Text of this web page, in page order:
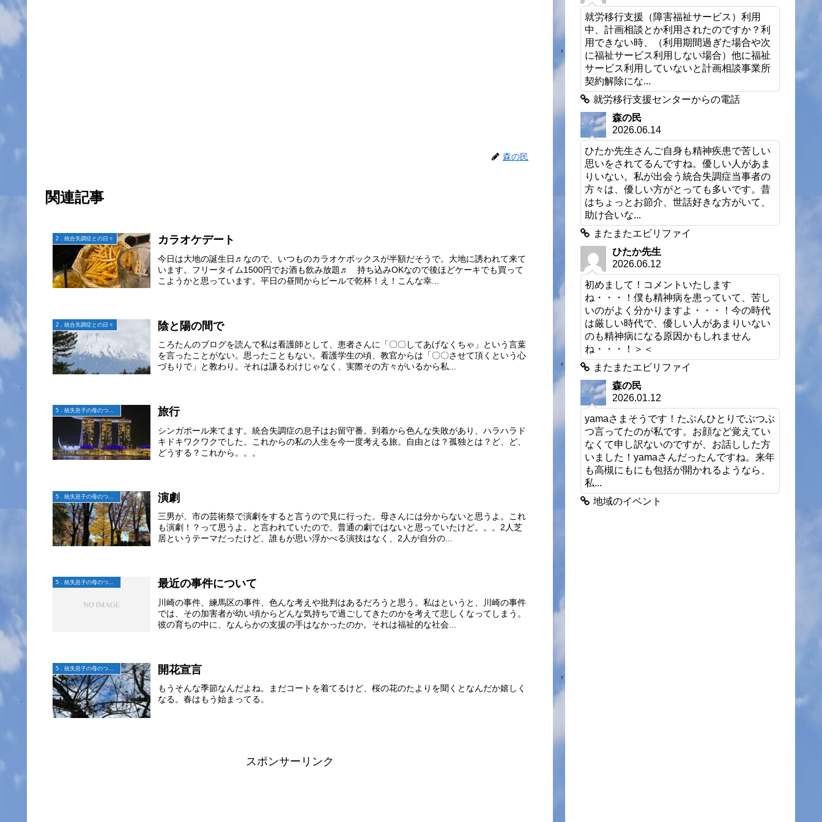
森の民
関連記事
2．統合失調症との日々 カラオケデート
今日は大地の誕生日♬なので、いつものカラオケボックスが半額だそうで。大地に誘われて来て
います。フリータイム1500円でお酒も飲み放題♬ 持ち込みOKなので後ほどケーキでも買って
こようかと思っています。平日の昼間からビールで乾杯！え！こんな幸...
2．統合失調症との日々 陰と陽の間で
ころたんのブログを読んで私は看護師として、患者さんに「〇〇してあげなくちゃ」という言葉
を言ったことがない。思ったこともない。看護学生の頃、教官からは「〇〇させて頂くという心
づもりで」と教わり。それは謙るわけじゃなく、実際その方々がいるから私...
5．統失息子の母のつぶやき 旅行
シンガポール来てます。統合失調症の息子はお留守番。到着から色んな失敗があり、ハラハラド
キドキワクワクでした。これからの私の人生を今一度考える旅。自由とは？孤独とは？ど、ど、
どうする？これから。。。
演劇
三男が、市の芸術祭で演劇をすると言うので見に行った。母さんには分からないと思うよ。これ
も演劇！？って思うよ。と言われていたので、普通の劇ではないと思っていたけど。。。2人芝
居というテーマだったけど、誰もが思い浮かべる演技はなく、2人が自分の...
5．統失息子の母のつぶやき 最近の事件について
川崎の事件、練馬区の事件、色んな考えや批判はあるだろうと思う。私はというと、川崎の事件
では、その加害者が幼い頃からどんな気持ちで過ごしてきたのかを考えて悲しくなってしまう。
彼の育ちの中に、なんらかの支援の手はなかったのか。それは福祉的な社会...
5．統失息子の母のつぶやき 開花宣言
もうそんな季節なんだよね。まだコートを着てるけど、桜の花のたよりを聞くとなんだか嬉しく
なる。春はもう始まってる。
スポンサーリンク
就労移行支援（障害福祉サービス）利用
中、計画相談とか利用されたのですか？利
用できない時、（利用期間過ぎた場合や次
に福祉サービス利用しない場合）他に福祉
サービス利用していないと計画相談事業所
契約解除にな...
就労移行支援センターからの電話
森の民
2026.06.14
ひたか先生さんご自身も精神疾患で苦しい
思いをされてるんですね。優しい人があま
りいない。私が出会う統合失調症当事者の
方々は、優しい方がとっても多いです。昔
はちょっとお節介、世話好きな方がいて、
助け合いな...
またまたエビリファイ
ひたか先生
2026.06.12
初めまして！コメントいたします
ね・・・！僕も精神病を患っていて、苦し
いのがよく分かりますよ・・・！今の時代
は厳しい時代で、優しい人があまりいない
のも精神病になる原因かもしれません
ね・・・！＞＜
またまたエビリファイ
森の民
2026.01.12
yamaさまそうです！たぶんひとりでぶつぶ
つ言ってたのが私です。お顔など覚えてい
なくて申し訳ないのですが、お話しした方
いました！yamaさんだったんですね。来年
も高槻にもにも包括が開かれるようなら、
私...
地域のイベント